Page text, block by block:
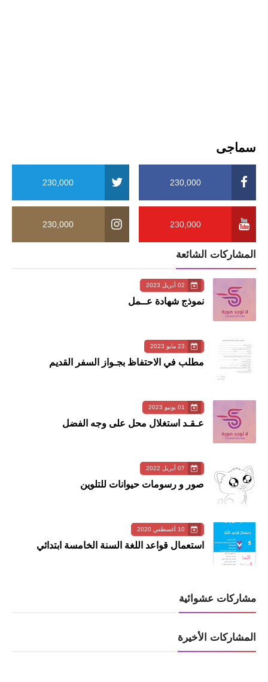
سماجی
230,000
230,000
230,000
230,000
المشاركات الشائعة
02 أبريل 2023
نموذج شهادة عــمل
23 مايو 2023
مطلب في الاحتفاظ بجـواز السفر القديم
01 يونيو 2023
عـقـد استغلال محل على وجه الفضل
07 أبريل 2022
صور و رسومات حيوانات للتلوين
10 أغسطس 2020
استعمال قواعد اللغة السنة الخامسة ابتدائي
مشاركات عشوائية
المشاركات الأخيرة